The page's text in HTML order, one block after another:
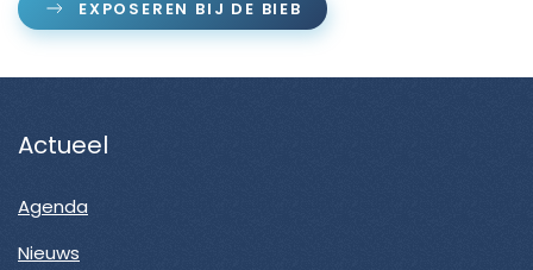
EXPOSEREN BIJ DE BIEB
Actueel
Agenda
Nieuws